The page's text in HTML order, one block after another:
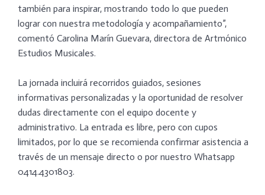
también para inspirar, mostrando todo lo que pueden
lograr con nuestra metodología y acompañamiento”,
comentó Carolina Marín Guevara, directora de Artmónico
Estudios Musicales.
La jornada incluirá recorridos guiados, sesiones
informativas personalizadas y la oportunidad de resolver
dudas directamente con el equipo docente y
administrativo. La entrada es libre, pero con cupos
limitados, por lo que se recomienda confirmar asistencia a
través de un mensaje directo o por nuestro Whatsapp
0414.4301803.